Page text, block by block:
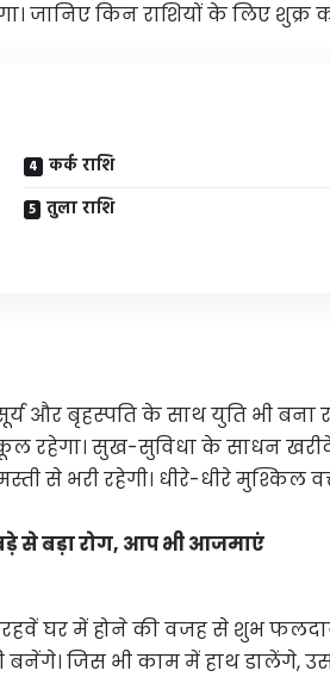
जानिए किन राशियों के लिए शुक्र
कर्क राशि
तुला राशि
और बृहस्पति के साथ युति भी बना
रहेगा। सुख-सुविधा के साधन
से भरी रहेगी। धीरे-धीरे मुश्किल
से बड़ा रोग, आप भी आजमाएं
घर में होने की वजह से शुभ
बनेंगे। जिस भी काम में हाथ डालेंगे,